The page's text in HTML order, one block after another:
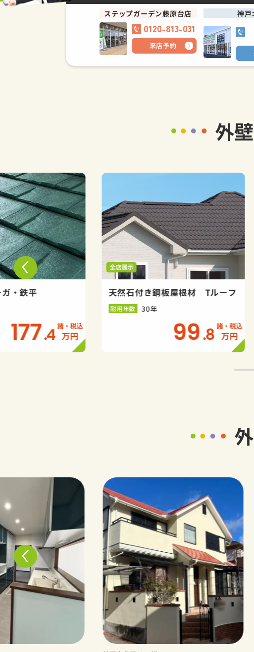
ステップガーデン藤原台店
0120-813-031
来店予約
神戸
外
・鉄平
177.4 万円
全店展示
天然石付き鋼板屋根材 Tルーフ
耐用年数 30年
99.8 万円